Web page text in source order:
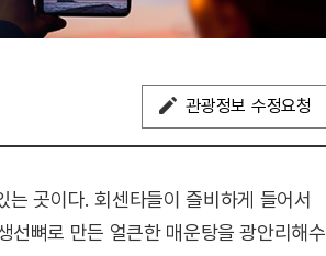
관광정보 수정요청
곳이다. 회센타들이 즐비하게 들어서
선뼈로 만든 얼큰한 매운탕을 광안리해수